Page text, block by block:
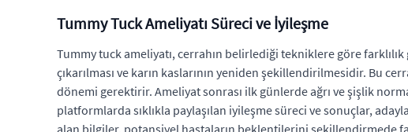
Tummy Tuck Ameliyatı Süreci ve İyileşme
Tummy tuck ameliyatı, cerrahın belirlediği tekniklere göre
çıkarılması ve karın kaslarının yeniden şekillendirilmesidir. Bu
dönemi gerektirir. Ameliyat sonrası ilk günlerde ağrı ve şişlik
platformlarda sıklıkla paylaşılan iyileşme süreci ve sonuçlar,
alan bilgiler, potansiyel hastaların beklentilerini şekillendirmede